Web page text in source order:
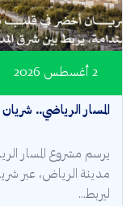
المسار الرياضي..
2 أغسطس 2026
يرسم مشروع المسار
ليربط...